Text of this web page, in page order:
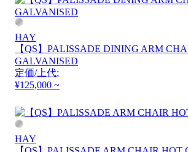
HAY
【QS】PALISSADE DINING ARM
GALVANISED
定価/上代:
¥125,000 ~
HAY